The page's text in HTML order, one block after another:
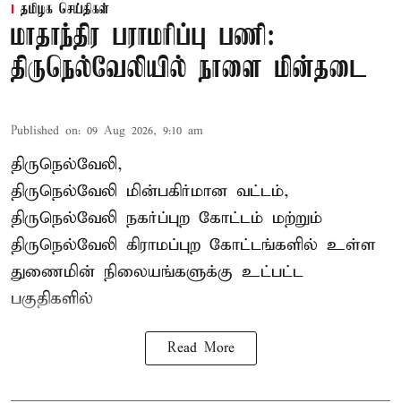
தமிழக செய்திகள்
மாதாந்திர பராமரிப்பு பணி:
திருநெல்வேலியில் நாளை மின்தடை
Published on: 09 Aug 2026, 9:10 am
திருநெல்வேலி,
திருநெல்வேலி மின்பகிர்மான வட்டம்,
திருநெல்வேலி நகர்ப்புற கோட்டம் மற்றும்
திருநெல்வேலி கிராமப்புற கோட்டங்களில் உள்ள
துணைமின் நிலையங்களுக்கு உட்பட்ட
பகுதிகளில்
Read More